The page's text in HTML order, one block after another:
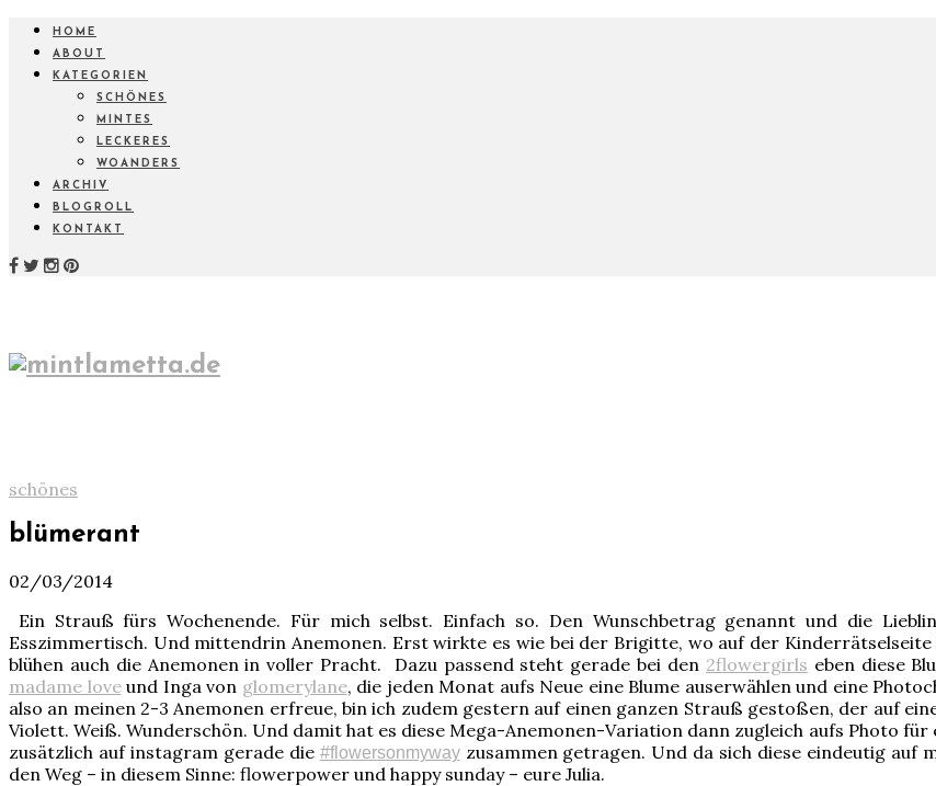
HOME
ABOUT
KATEGORIEN
SCHÖNES
MINTES
LECKERES
WOANDERS
ARCHIV
BLOGROLL
KONTAKT
schönes
blümerant
02/03/2014
Ein Strauß fürs Wochenende. Für mich selbst. Einfach so. Den Wunschbetrag genannt und die
Esszimmertisch. Und mittendrin Anemonen. Erst wirkte es wie bei der Brigitte, wo auf der
blühen auch die Anemonen in voller Pracht. Dazu passend steht gerade bei den 2flowergirls eben diese
madame loveund Inga von glomerylane, die jeden Monat aufs Neue eine Blume auserwählen und eine
also an meinen 2-3 Anemonen erfreue, bin ich zudem gestern auf einen ganzen Strauß gestoßen, der auf
Violett. Weiß. Wunderschön. Und damit hat es diese Mega-Anemonen-Variation dann zugleich aufs Photo
zusätzlich auf instagram gerade die #flowersonmywayzusammen getragen. Und da sich diese eindeutig auf
den Weg – in diesem Sinne: flowerpower und happy sunday – eure Julia.